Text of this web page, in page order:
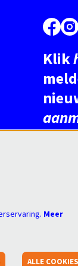
Klik
Meer
ALLE COOKIES